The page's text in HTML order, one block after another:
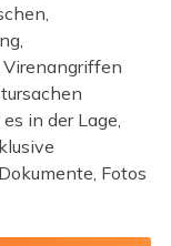
in der Lage,
Fotos